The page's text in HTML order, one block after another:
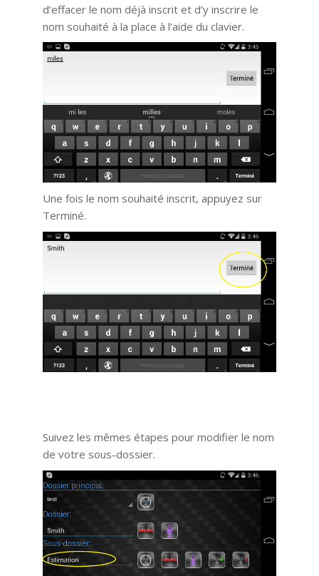
d’effacer le nom déjà inscrit et d’y inscrire le
nom souhaité à la place à l’aide du clavier.
Une fois le nom souhaité inscrit, appuyez sur
Terminé.
Suivez les mêmes étapes pour modifier le nom
de votre sous-dossier.